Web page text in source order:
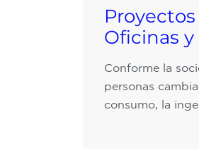
Oficinas
Conforme la
personas
consumo, la